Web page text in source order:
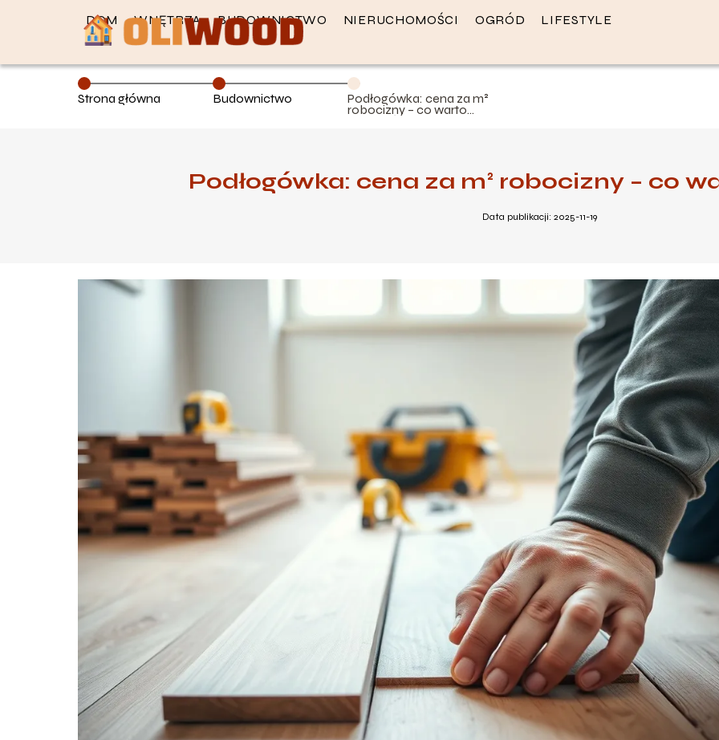
DOM WNĘTRZA BUDOWNICTWO NIERUCHOMOŚCI OGRÓD LIFESTYLE
Strona główna Budownictwo Podłogówka: cena za m²
robocizny – co warto
wiedzieć?
Podłogówka: cena za m² robocizny – co
Data publikacji: 2025-11-19